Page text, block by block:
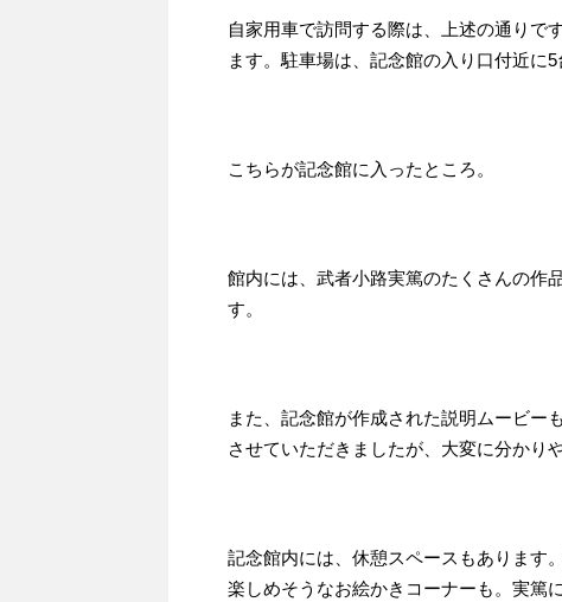
自家用車で訪問する際は、上述の通りで
ます。駐車場は、記念館の入り口付近に
こちらが記念館に入ったところ。
館内には、武者小路実篤のたくさんの作
す。
また、記念館が作成された説明ムービー
させていただきましたが、大変に分かり
記念館内には、休憩スペースもあります
楽しめそうなお絵かきコーナーも。実篤